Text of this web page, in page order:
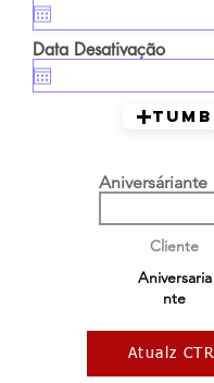
Data Desativação
TUMB
Aniversáriante
Cliente
Aniversaria
nte
Atualz CTR